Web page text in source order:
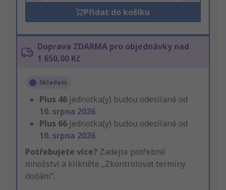
Přidat do košíku
Doprava ZDARMA pro objednávky nad
1 650,00 Kč
Skladem
Plus 46 jednotka(y) budou odesílané od
10. srpna 2026
Plus 66 jednotka(y) budou odesílané od
10. srpna 2026
Potřebujete více? Zadejte potřebné
množství a klikněte „Zkontrolovat termíny
dodání“.